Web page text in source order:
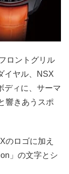
ロントグリル
イヤル、NSX
ディに、サーマ
響きあうスポ
のロゴに加え
」の文字とシ